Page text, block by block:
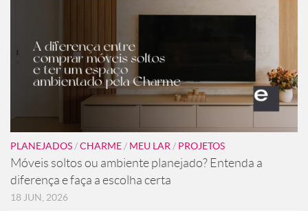
PLANEJADOS/CHARME/ MEU LAR/ PROJETOS
Móveis soltos ou ambiente planejado? Entenda a
diferença e faça a escolha certa
18 JUN, 2026